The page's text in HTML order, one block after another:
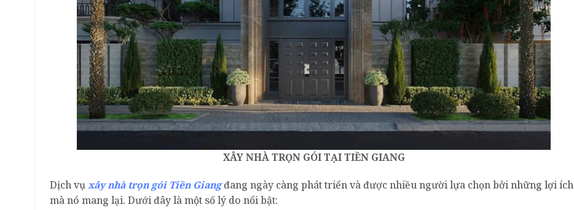
XÂY NHÀ TRỌN GÓI TẠI TIỀN GIANG
Dịch vụxây nhà trọn gói Tiền Giangđang ngày càng phát triển và được nhiều người lựa chọn bởi những lợi ích
mà nó mang lại. Dưới đây là một số lý do nổi bật: